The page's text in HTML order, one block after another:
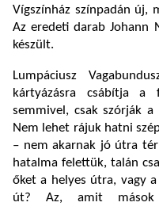
Vígszínház színpadán új,
Az eredeti darab Johann
készült.
Lumpáciusz
kártyázásra csábítja
semmivel, csak szórják
Nem lehet rájuk hatni
– nem akarnak jó útra
hatalma felettük, talán
őket a helyes útra, vagy
út? Az, amit